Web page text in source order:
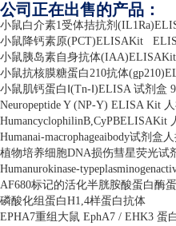
公司正在出售的产品：
小鼠白介素1受体拮抗剂
小鼠降钙素原(PCT)ELISAKit
小鼠胰岛素自身抗体(IAA)ELISAKit
小鼠抗核膜糖蛋白210抗体
小鼠肌钙蛋白Ⅰ (Tn- )ELISA 试剂盒
Neuropeptide Y (NP-Y) ELISA Kit
HumancyclophilinB,CyPBELISAKit
Humanai-macrophageaibody试剂盒
植物培养细胞DNA损伤彗星荧光试
Humanurokinase-
AF680标记的活化半胱胺酸蛋白酶
磷酸化组蛋白H1,4样蛋白抗体
EPHA7重组大鼠 EphA7 / EHK3 蛋